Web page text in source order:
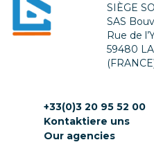
SIÈGE
SAS
Rue de
59480
+33(0)3 20 95 52 00
Kontaktiere uns
Our agencies